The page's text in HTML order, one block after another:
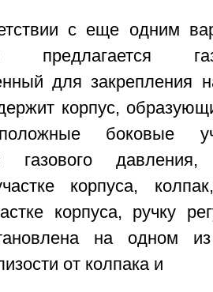
с еще одним
предлагается
для закрепления
корпус,
боковые
газового
корпуса,
корпуса, ручку
на одном
от колпака и